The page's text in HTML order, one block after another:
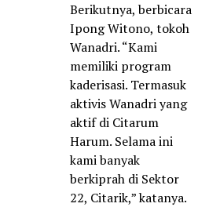
Berikutnya, berbicara
Ipong Witono, tokoh
Wanadri. “Kami
memiliki program
kaderisasi. Termasuk
aktivis Wanadri yang
aktif di Citarum
Harum. Selama ini
kami banyak
berkiprah di Sektor
22, Citarik,” katanya.